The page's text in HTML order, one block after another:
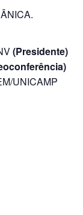
(Presidente)
UNICAMP